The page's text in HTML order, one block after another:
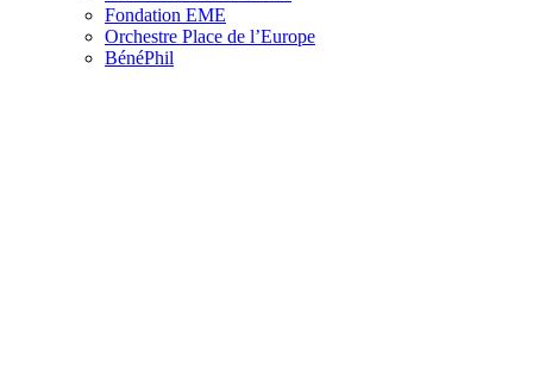
Fondation EME
Orchestre Place de l’Europe
BénéPhil